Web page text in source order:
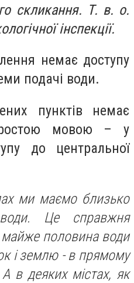
скликання. Т. в. о.
інспекції.
немає доступу
подачі води.
пунктів немає
мовою – у
до центральної
ми маємо близько
Це справжня
половина води
і землю - в прямому
в деяких містах, як